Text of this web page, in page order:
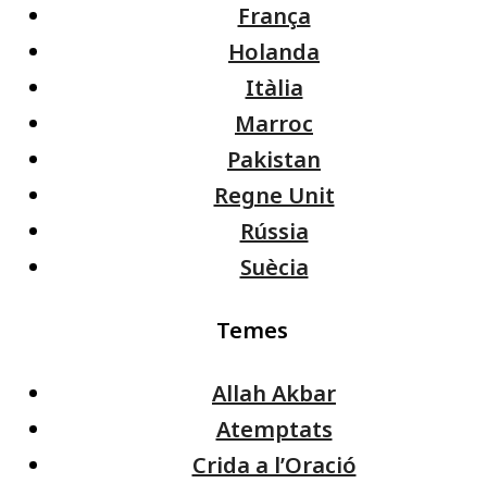
França
Holanda
Itàlia
Marroc
Pakistan
Regne Unit
Rússia
Suècia
Temes
Allah Akbar
Atemptats
Crida a l’Oració